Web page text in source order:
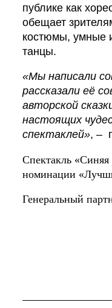
публике как
обещает
костюмы, умные
танцы.
«Мы написали
рассказали её
авторской
настоящих
спектаклей», –
Спектакль
номинации
Генеральный